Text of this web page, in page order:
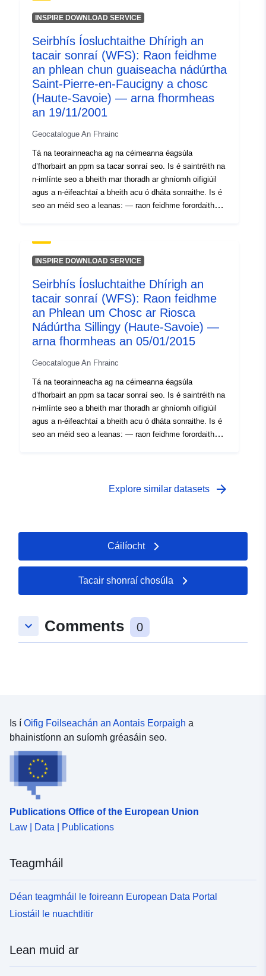
RPP formheasta. Is éasúint fóntais é an imlíne
PPRTanna); — scóip staidéir a fhreagraíonn don
chlúdach ina ndearnadh staidéar ar na guaiseacha.
INSPIRE DOWNLOAD SERVICE
Seirbhís Íosluchtaithe Dhírigh an
tacair sonraí (WFS): Raon feidhme
an phlean chun guaiseacha nádúrtha
Saint-Pierre-en-Faucigny a chosc
(Haute-Savoie) — arna fhormheas
an 19/11/2001
Geocatalogue An Fhrainc
Tá na teorainneacha ag na céimeanna éagsúla
d’fhorbairt an pprn sa tacar sonraí seo. Is é saintréith na
n-imlínte seo a bheith mar thoradh ar ghníomh oifigiúil
agus a n-éifeachtaí a bheith acu ó dháta sonraithe. Is é
seo an méid seo a leanas: — raon feidhme forordaithe
chomhfhreagraíonn don raon feidhme arna rialáil ag an
RPP formheasta. Is éasúint fóntais é an imlíne
PPRTanna); — scóip staidéir a fhreagraíonn don
chlúdach ina ndearnadh staidéar ar na guaiseacha.
INSPIRE DOWNLOAD SERVICE
Seirbhís Íosluchtaithe Dhírigh an
tacair sonraí (WFS): Raon feidhme
an Phlean um Chosc ar Riosca
Nádúrtha Sillingy (Haute-Savoie) —
arna fhormheas an 05/01/2015
Geocatalogue An Fhrainc
Tá na teorainneacha ag na céimeanna éagsúla
d’fhorbairt an pprn sa tacar sonraí seo. Is é saintréith na
n-imlínte seo a bheith mar thoradh ar ghníomh oifigiúil
agus a n-éifeachtaí a bheith acu ó dháta sonraithe. Is é
seo an méid seo a leanas: — raon feidhme forordaithe
RPP formheasta. Is éasúint fóntais é an imlíne
Explore similar datasets arrow_forward
Cáilíocht
Tacair shonraí chosúla
keyboard_arrow_down Comments 0
Is í Oifig Foilseachán an Aontais Eorpaigh a
bhainistíonn an suíomh gréasáin seo.
Publications Office of the European Union
Law | Data | Publications
Teagmháil
Déan teagmháil le foireann European Data Portal
Liostáil le nuachtlitir
Lean muid ar